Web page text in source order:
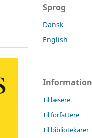
Sprog
Dansk
English
Information
Til læsere
Til forfattere
Til bibliotekarer